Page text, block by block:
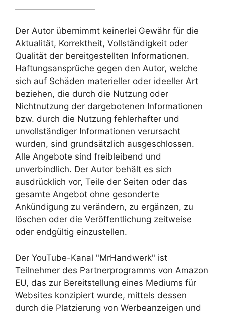
Der Autor übernimmt keinerlei Gewähr für die
Aktualität, Korrektheit, Vollständigkeit oder
Qualität der bereitgestellten Informationen.
Haftungsansprüche gegen den Autor, welche
sich auf Schäden materieller oder ideeller Art
beziehen, die durch die Nutzung oder
Nichtnutzung der dargebotenen Informationen
bzw. durch die Nutzung fehlerhafter und
unvollständiger Informationen verursacht
wurden, sind grundsätzlich ausgeschlossen.
Alle Angebote sind freibleibend und
unverbindlich. Der Autor behält es sich
ausdrücklich vor, Teile der Seiten oder das
gesamte Angebot ohne gesonderte
Ankündigung zu verändern, zu ergänzen, zu
löschen oder die Veröffentlichung zeitweise
oder endgültig einzustellen.
Der YouTube-Kanal "MrHandwerk" ist
Teilnehmer des Partnerprogramms von Amazon
EU, das zur Bereitstellung eines Mediums für
Websites konzipiert wurde, mittels dessen
durch die Platzierung von Werbeanzeigen und